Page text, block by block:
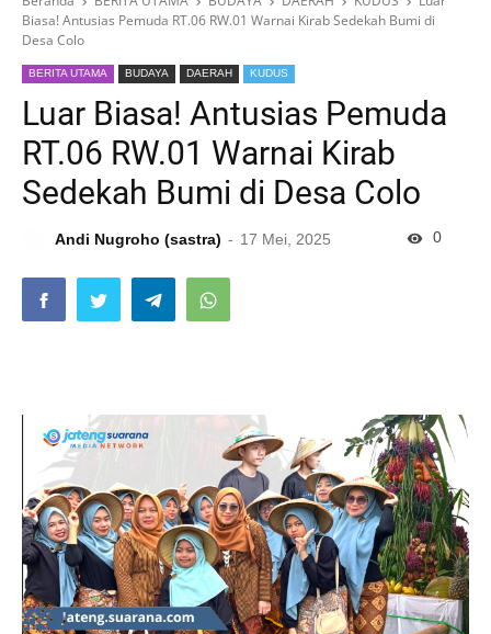
Biasa! Antusias Pemuda RT.06 RW.01 Warnai Kirab Sedekah Bumi di
Desa Colo
BERITA UTAMA BUDAYA DAERAH KUDUS
Luar Biasa! Antusias Pemuda
RT.06 RW.01 Warnai Kirab
Sedekah Bumi di Desa Colo
Andi Nugroho (sastra) 17 Mei, 2025 0